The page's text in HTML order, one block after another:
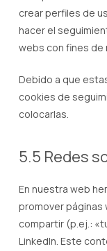
crear perfiles de
hacer el
webs con fines de
Debido a que
cookies de
colocarlas.
5.5 Redes
En nuestra web
promover páginas
compartir (p.ej.:
LinkedIn. Este